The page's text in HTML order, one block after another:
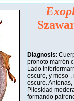
Diagnosis:
pronoto marrón
Lado
oscuro, y meso-,
oscuro.
Pilosidad
formando